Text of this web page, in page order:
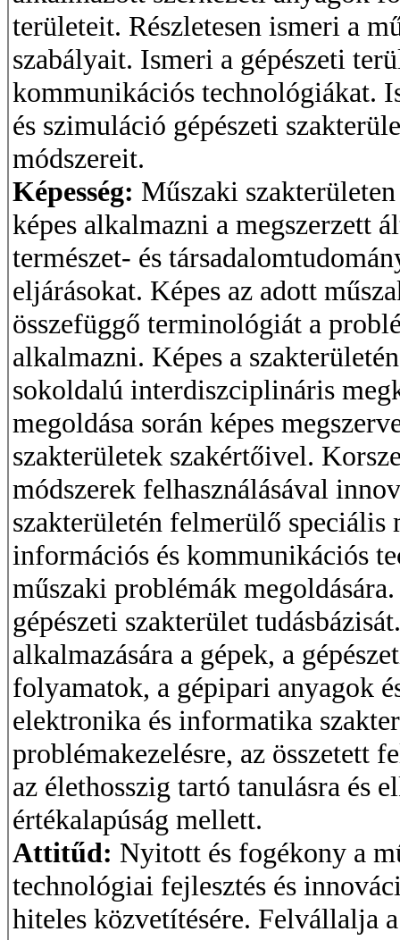
területeit. Részletesen ismeri a
szabályait. Ismeri a gépészeti
kommunikációs technológiákat.
és szimuláció gépészeti
módszereit.
Képesség: Műszaki
képes alkalmazni a megszerzett
természet- és
eljárásokat. Képes az adott
összefüggő terminológiát a
alkalmazni. Képes a
sokoldalú interdiszciplináris
megoldása során képes
szakterületek szakértőivel.
módszerek felhasználásával
szakterületén felmerülő speciális
információs és kommunikációs
műszaki problémák
gépészeti szakterület
alkalmazására a gépek, a
folyamatok, a gépipari anyagok
elektronika és informatika
problémakezelésre, az összetett
az élethosszig tartó tanulásra és
értékalapúság mellett.
Attitűd: Nyitott és fogékony a
technológiai fejlesztés és
hiteles közvetítésére. Felvállalja